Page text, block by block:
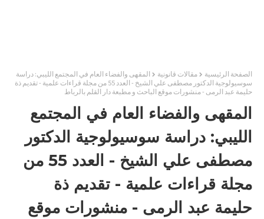
الصفحة الرئيسية مقالات قانونية
المقهى والفضاء العام في المجتمع الليبي: دراسة
سوسيولوجية الدكتور مصطفى علي الشيخ - العدد 55 من مجلة قراءات علمية - تقديم ذة
حليمة عبد الرمى - منشورات موقع الباحث و مطبعة دار القلم بالرباط
المقهى والفضاء العام في المجتمع
الليبي: دراسة سوسيولوجية الدكتور
مصطفى علي الشيخ - العدد 55 من
مجلة قراءات علمية - تقديم ذة
حليمة عبد الرمى - منشورات موقع